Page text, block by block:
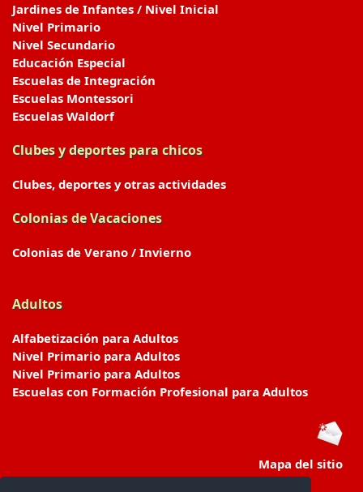
Jardines de Infantes / Nivel Inicial
Nivel Primario
Nivel Secundario
Educación Especial
Escuelas de Integración
Escuelas Montessori
Escuelas Waldorf
Clubes y deportes para chicos
Clubes, deportes y otras actividades
Colonias de Vacaciones
Colonias de Verano / Invierno
Adultos
Alfabetización para Adultos
Nivel Primario para Adultos
Nivel Primario para Adultos
Escuelas con Formación Profesional para Adultos
Mapa del sitio